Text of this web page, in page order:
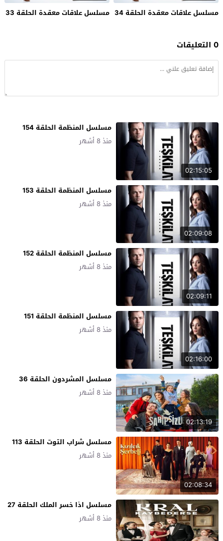
مسلسل علاقات معقدة الحلقة 34
مسلسل علاقات معقدة الحلقة 33
0 التعليقات
02:15:05
مسلسل المنظمة الحلقة 154
منذ 8 أشهر
02:09:08
مسلسل المنظمة الحلقة 153
منذ 8 أشهر
02:09:11
مسلسل المنظمة الحلقة 152
منذ 8 أشهر
02:16:00
مسلسل المنظمة الحلقة 151
منذ 8 أشهر
02:13:19
مسلسل المشردون الحلقة 36
منذ 8 أشهر
02:08:34
مسلسل شراب التوت الحلقة 113
منذ 8 أشهر
مسلسل اذا خسر الملك الحلقة 27
منذ 8 أشهر